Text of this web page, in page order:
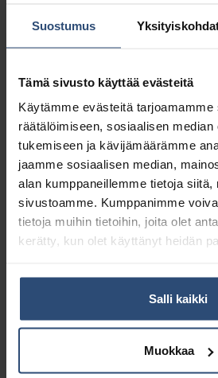
Suostumus
Tämä sivusto käyttää evästeitä
Käytämme evästeitä
räätälöimiseen, sosiaalisen median
tukemiseen ja kävijämäärämme
jaamme sosiaalisen median,
alan kumppaneillemme tietoja siitä,
sivustoamme. Kumppanimme
tietoja muihin tietoihin, joita olet
kerätty, kun olet käyttänyt heidän
Salli kaikki
Muokkaa
Yhteensä: 43,58 €
Tuotetunnus (SKU):7512688
Osasto:Vahanpoistoaineet
Toimitusluokka:VAK– Vaarallisten
Kuvaus
Lisätiedot
Osa patentoitua